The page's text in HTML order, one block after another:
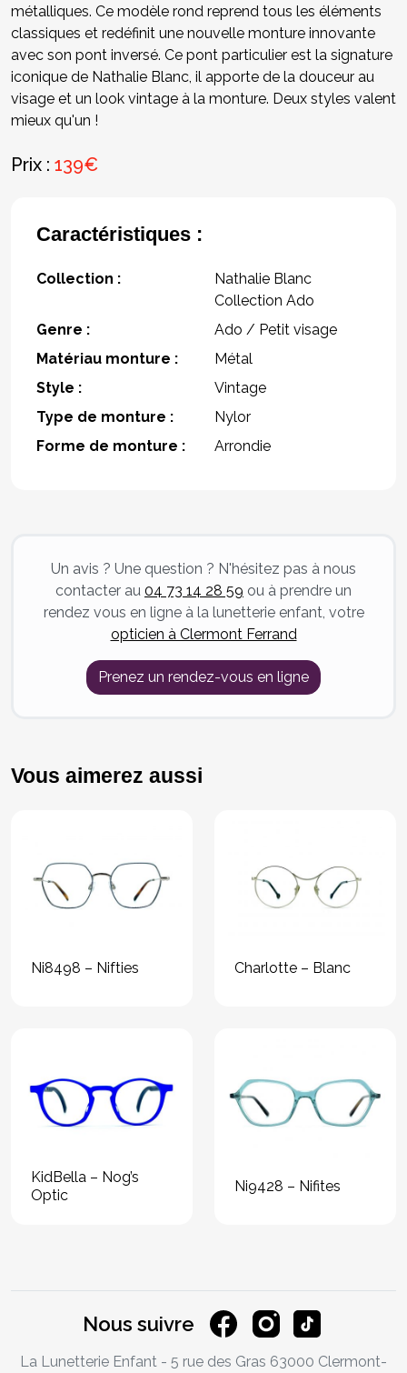
métalliques. Ce modèle rond reprend tous les éléments
classiques et redéfinit une nouvelle monture innovante
avec son pont inversé. Ce pont particulier est la signature
iconique de Nathalie Blanc, il apporte de la douceur au
visage et un look vintage à la monture. Deux styles valent
mieux qu'un !
Prix : 139€
Caractéristiques :
Collection :
Nathalie Blanc
Collection Ado
Genre :
Ado / Petit visage
Matériau monture :
Métal
Style :
Vintage
Type de monture :
Nylor
Forme de monture :
Arrondie
Un avis ? Une question ? N'hésitez pas à nous
contacter au 04 73 14 28 59 ou à prendre un
rendez vous en ligne à la lunetterie enfant, votre
opticien à Clermont Ferrand
Prenez un rendez-vous en ligne
Vous aimerez aussi
Ni8498 – Nifties Charlotte – Blanc
KidBella – Nog’s
Optic
Ni9428 – Nifites
Nous suivre
La Lunetterie Enfant - 5 rue des Gras 63000 Clermont-